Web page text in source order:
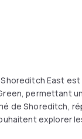
East
permettant
de Shoreditch,
explorer